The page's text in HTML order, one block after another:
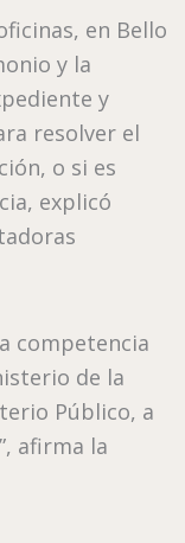
en Bello
y la
y
resolver el
o si es
explicó
competencia
de la
Público, a
afirma la